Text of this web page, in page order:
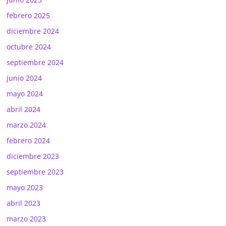
febrero 2025
diciembre 2024
octubre 2024
septiembre 2024
junio 2024
mayo 2024
abril 2024
marzo 2024
febrero 2024
diciembre 2023
septiembre 2023
mayo 2023
abril 2023
marzo 2023